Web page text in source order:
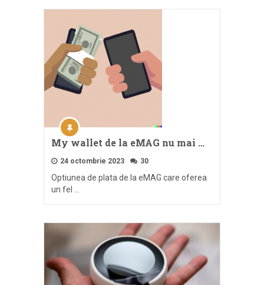
My wallet de la eMAG nu mai …
24 octombrie 2023 30
Optiunea de plata de la eMAG care oferea
un fel …